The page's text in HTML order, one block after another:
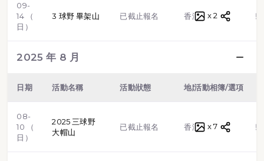
09-
14 （
日）
3 球野 畢架山 已截止報名 香港 越野跑
x 2
2025 年 8 月
日期 活動名稱 活動狀態 地點 類型
活動相簿/選項
08-
10 （
日）
2025 三球野
大帽山
已截止報名 香港 越野跑
x 7